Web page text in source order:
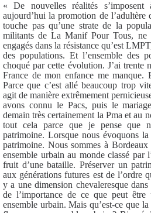
« De nouvelles réalités s’imposent
aujourd’huila promotion de l’adultère
touche pas qu’une strate de la
militants de La Manif Pour Tous, ne
engagés dans la résistance qu’est
des populations. Et l’ensemble des
choqué par cette évolution. J’ai trente
France de mon enfance me manque.
Parce que c’est allé beaucoup trop
agit de manière extrêmement
avons connu le Pacs, puis le
demain très certainement la Pma et au
tout cela parce que je pense que
patrimoine. Lorsque nous évoquons
patrimoine. Nous sommes à
ensemble urbain au monde classé
fruit d’une bataille. Préserver un
aux générations futures est de l’ordre
y a une dimension chevaleresque
de l’importance de ce que peut
ensemble urbain. Mais qu’est-ce que